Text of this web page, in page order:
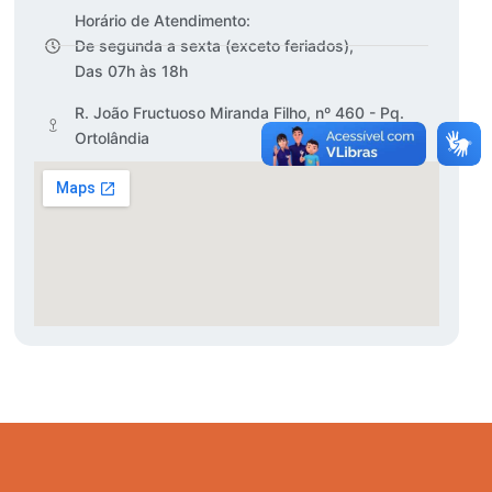
Horário de Atendimento:
De segunda a sexta (exceto feriados),
Das 07h às 18h
R. João Fructuoso Miranda Filho, nº 460 - Pq.
Ortolândia